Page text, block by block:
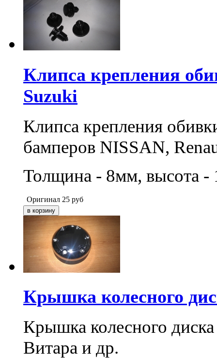
Клипса крепления
Suzuki
Клипса крепления
бамперов NISSAN,
Толщина - 8мм, высота -
Оригинал 25 руб
Крышка колесного
Крышка колесного
Витара и др.